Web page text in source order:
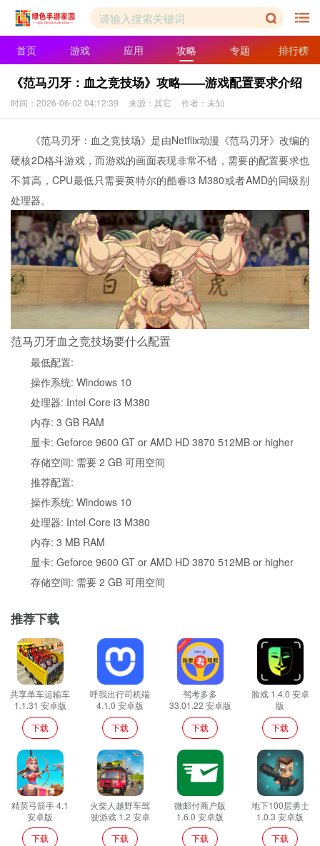
首页 游戏 应用 攻略 专题 排行榜
《范马刃牙：血之竞技场》攻略——游戏配置要求介绍
时间：2026-06-02 04:12:39 来源：其它 作者：未知
《范马刃牙：血之竞技场》是由Netflix动漫《范马刃牙》改编的
硬核2D格斗游戏，而游戏的画面表现非常不错，需要的配置要求也
不算高，CPU最低只需要英特尔的酷睿i3 M380或者AMD的同级别
处理器。
范马刃牙血之竞技场要什么配置
最低配置:
操作系统: Windows 10
处理器: Intel Core i3 M380
内存: 3 GB RAM
显卡: Geforce 9600 GT or AMD HD 3870 512MB or higher
存储空间: 需要 2 GB 可用空间
推荐配置:
操作系统: Windows 10
处理器: Intel Core i3 M380
内存: 3 MB RAM
显卡: Geforce 9600 GT or AMD HD 3870 512MB or higher
存储空间: 需要 2 GB 可用空间
推荐下载
共享单车运输车
1.1.31 安卓版
下载
呼我出行司机端
4.1.0 安卓版
下载
驾考多多
33.01.22 安卓版
下载
脸戏 1.4.0 安卓
版
下载
精英弓箭手 4.1
安卓版
下载
火柴人越野车驾
驶游戏 1.2 安卓
版
下载
微邮付商户版
1.6.0 安卓版
下载
地下100层勇士
1.0.3 安卓版
下载